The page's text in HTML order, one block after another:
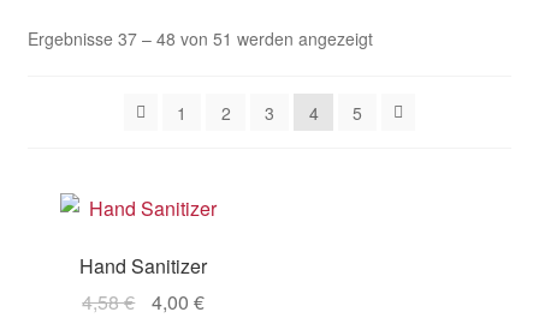
Aloe Produkte und mehr
CDs, MP3, DVDs, Stream-Video
Körper fühlen
Ergebnisse 37 – 48 von 51 werden angezeigt
1 2 3 4 5
Hand Sanitizer
4,58€ Ursprünglicher
4,00€Aktueller